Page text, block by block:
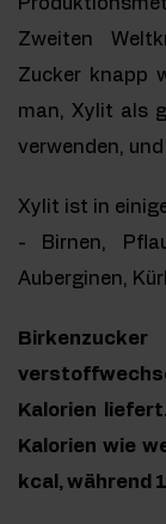
Zweiten
Zucker knapp
man, Xylit als
verwenden,
Xylit ist in
- Birnen,
Auberginen,
Kalorien
Kalorien wie
kcal, während